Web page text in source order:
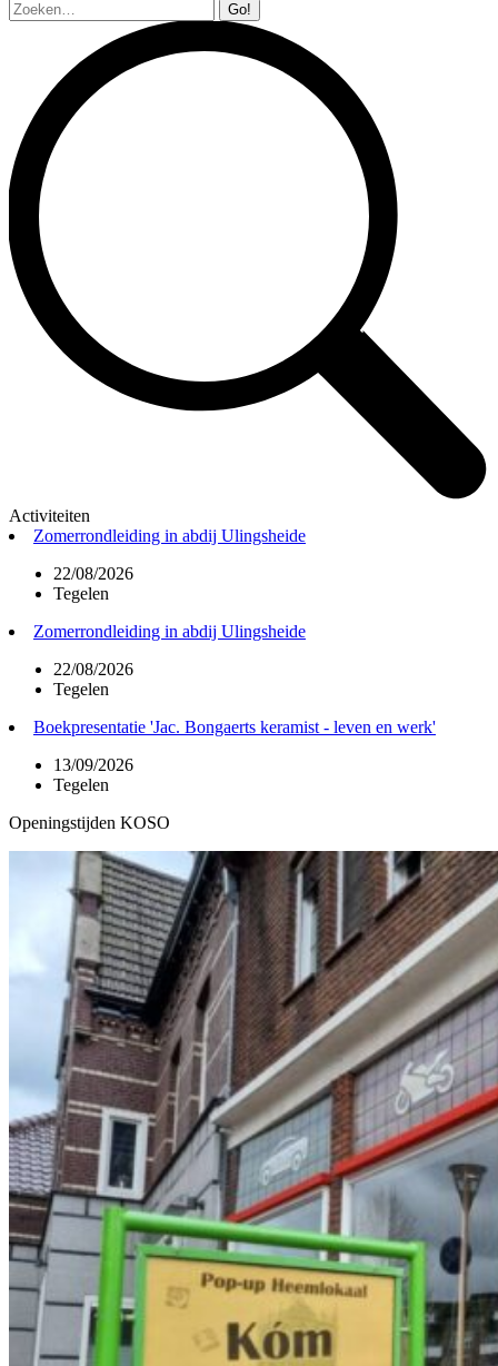
Zoeken:
Activiteiten
Zomerrondleiding in abdij Ulingsheide
22/08/2026
Tegelen
Zomerrondleiding in abdij Ulingsheide
22/08/2026
Tegelen
Boekpresentatie 'Jac. Bongaerts keramist - leven en werk'
13/09/2026
Tegelen
Openingstijden KOSO